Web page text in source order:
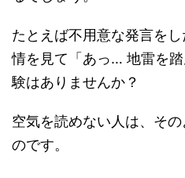
たとえば不用意な発言を
情を見て「あっ… 地雷を
験はありませんか？
空気を読めない人は、そ
のです。